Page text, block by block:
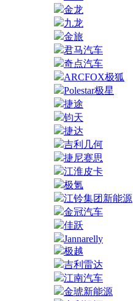
金龙
九龙
金旅
君马汽车
奇点汽车
ARCFOX极狐
Polestar极星
捷途
钧天
捷达
吉利几何
捷尼赛思
江淮皮卡
极氪
江铃集团新能源
金冠汽车
佳跃
Jannarelly
极越
吉利雷达
江南汽车
金琥新能源